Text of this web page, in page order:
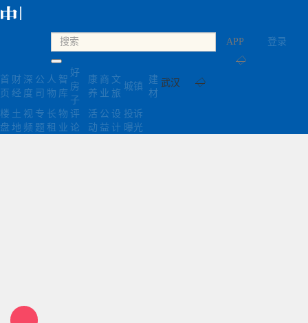
登录
APP
◇
武汉 ◇
首
页
财
经
深
度
公
司
人
物
智
库
好
房
子
康
养
商
业
文
旅
城镇
建
材
楼
盘
土
地
视
频
专
题
长
租
物
业
评
论
活
动
公
益
设
计
投诉
曝光